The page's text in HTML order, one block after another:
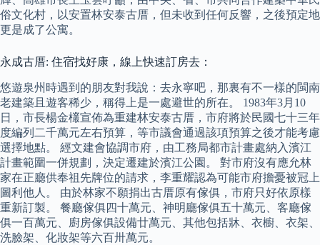
俗文化村，以安置林安泰古厝，但未收到任何反響，之後預定地
更是成了公寓。
永成古厝: 住宿找好康，線上快速訂房去：
悠遊泉州時遇到的朋友對我說：去永寧吧，那裏有不一樣的閩南
老建築且遊客稀少，稱得上是一處避世的所在。 1983年3月10
日，市長楊金欉宣佈為重建林安泰古厝，市府將於民國七十三年
度編列二千萬元左右預算，等市議會通過該項預算之後才能考慮
選擇地點。 經文建會協調市府，由工務局都市計畫處納入濱江
計畫範圍一併規劃，決定遷建於濱江公園。 對市府沒有應允林
家在正廳供奉祖先牌位的請求，李重耀認為可能市府擔憂被冠上
圖利他人。 由於林家不願捐出古厝原有傢俱，市府只好依原樣
重新訂製。 餐廳傢俱四十萬元、神明廳傢俱五十萬元、客廳傢
俱一百萬元、廚房傢俱設備廿萬元、其他包括牀、衣櫥、衣架、
洗臉架、化妝架等六百卅萬元。